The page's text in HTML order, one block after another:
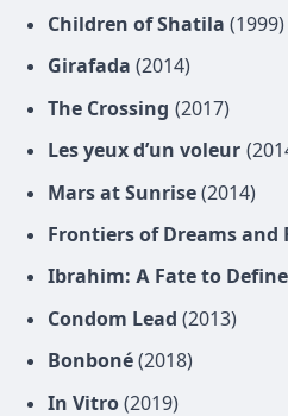
Children of Shatila (1999)
Girafada (2014)
The Crossing (2017)
Les yeux d’un voleur
Mars at Sunrise (2014)
Frontiers of Dreams and
Ibrahim: A Fate to Define
Condom Lead (2013)
Bonboné (2018)
In Vitro (2019)